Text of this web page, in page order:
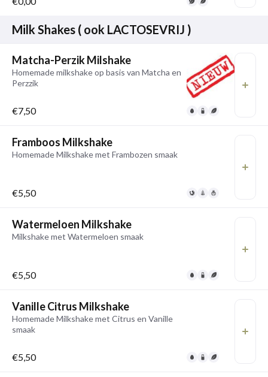
Milk Shakes ( ook LACTOSEVRIJ )
Matcha-Perzik Milshake
Homemade milkshake op basis van Matcha en
Perzzik
€7,50
Framboos Milkshake
Homemade Milkshake met Frambozen smaak
€5,50
Watermeloen Milkshake
Milkshake met Watermeloen smaak
€5,50
Vanille Citrus Milkshake
Homemade Milkshake met Citrus en Vanille
smaak
€5,50